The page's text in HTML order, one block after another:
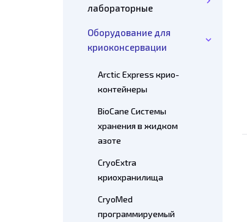
лабораторные
Оборудование для
криоконсервации
Arctic Express крио-
контейнеры
BioCane Системы
хранения в жидком
азоте
CryoExtra
криохранилища
CryoMed
программируемый